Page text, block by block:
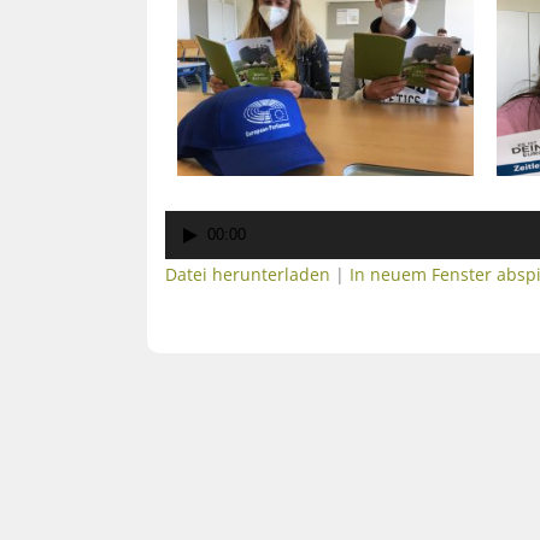
Audio-
Player
00:00
Datei herunterladen | In neuem Fenster